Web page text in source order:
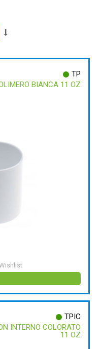
TP
BIANCA 11 OZ
TPIC
INTERNO COLORATO
11 OZ